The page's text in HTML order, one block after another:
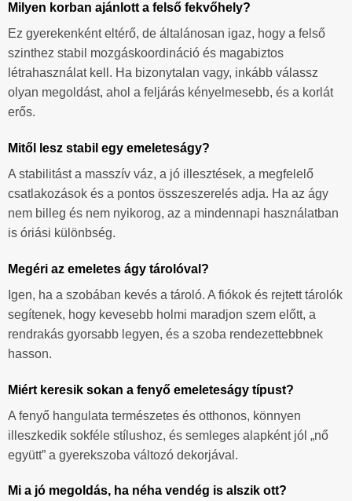
Milyen korban ajánlott a felső fekvőhely?
Ez gyerekenként eltérő, de általánosan igaz, hogy a felső
szinthez stabil mozgáskoordináció és magabiztos
létrahasználat kell. Ha bizonytalan vagy, inkább válassz
olyan megoldást, ahol a feljárás kényelmesebb, és a korlát
erős.
Mitől lesz stabil egy emeleteságy?
A stabilitást a masszív váz, a jó illesztések, a megfelelő
csatlakozások és a pontos összeszerelés adja. Ha az ágy
nem billeg és nem nyikorog, az a mindennapi használatban
is óriási különbség.
Megéri az emeletes ágy tárolóval?
Igen, ha a szobában kevés a tároló. A fiókok és rejtett tárolók
segítenek, hogy kevesebb holmi maradjon szem előtt, a
rendrakás gyorsabb legyen, és a szoba rendezettebbnek
hasson.
Miért keresik sokan a fenyő emeleteságy típust?
A fenyő hangulata természetes és otthonos, könnyen
illeszkedik sokféle stílushoz, és semleges alapként jól „nő
együtt” a gyerekszoba változó dekorjával.
Mi a jó megoldás, ha néha vendég is alszik ott?